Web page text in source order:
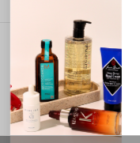
ÉCRIVEZ-NOUS